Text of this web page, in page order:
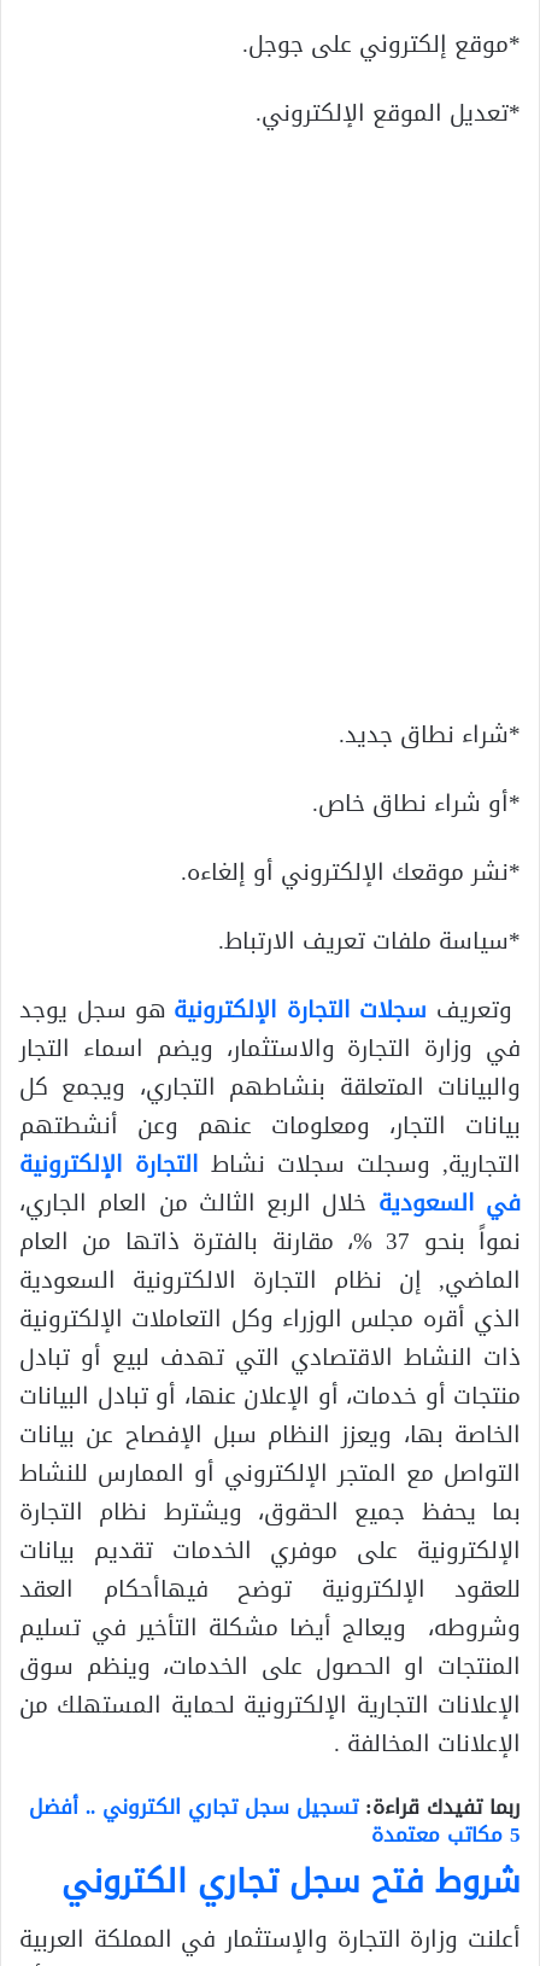
*موقع إلكتروني على جوجل.
*تعديل الموقع الإلكتروني.
*شراء نطاق جديد.
*أو شراء نطاق خاص.
*نشر موقعك الإلكتروني أو إلغاءه.
*سياسة ملفات تعريف الارتباط.
وتعريف سجلات التجارة الإلكترونية هو سجل يوجد
في وزارة التجارة والاستثمار، ويضم اسماء التجار
والبيانات المتعلقة بنشاطهم التجاري، ويجمع كل
بيانات التجار، ومعلومات عنهم وعن أنشطتهم
التجارية, وسجلت سجلات نشاط ​التجارة الإلكترونية​
في ​السعودية ​ خلال الربع الثالث من العام الجاري،
نمواً بنحو 37 %، مقارنة بالفترة ذاتها من العام
الماضي, إن نظام التجارة الالكترونية السعودية
الذي أقره مجلس الوزراء وكل التعاملات الإلكترونية
ذات النشاط الاقتصادي التي تهدف لبيع أو تبادل
منتجات أو خدمات، أو الإعلان عنها، أو تبادل البيانات
الخاصة بها، ويعزز النظام سبل الإفصاح عن بيانات
التواصل مع المتجر الإلكتروني أو الممارس للنشاط
بما يحفظ جميع الحقوق، ويشترط نظام التجارة
الإلكترونية على موفري الخدمات تقديم بيانات
للعقود الإلكترونية توضح فيهاأحكام العقد
وشروطه، ويعالج أيضا مشكلة التأخير في تسليم
المنتجات او الحصول على الخدمات، وينظم سوق
الإعلانات التجارية الإلكترونية لحماية المستهلك من
الإعلانات المخالفة .
ربما تفيدك قراءة:تسجيل سجل تجاري الكتروني .. أفضل
5 مكاتب معتمدة
شروط فتح سجل تجاري الكتروني
أعلنت وزارة التجارة والإستثمار في المملكة العربية